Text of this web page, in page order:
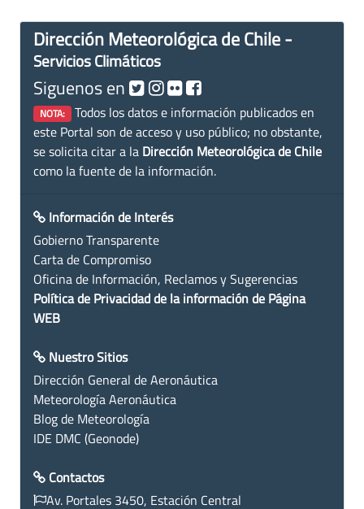
Dirección Meteorológica de Chile -
Servicios Climáticos
Siguenos en
NOTA: Todos los datos e información publicados en
este Portal son de acceso y uso público; no obstante,
se solicita citar a la Dirección Meteorológica de Chile
como la fuente de la información.
Información de Interés
Gobierno Transparente
Carta de Compromiso
Oficina de Información, Reclamos y Sugerencias
Política de Privacidad de la información de Página
WEB
Nuestro Sitios
Dirección General de Aeronáutica
Meteorología Aeronáutica
Blog de Meteorología
IDE DMC (Geonode)
Contactos
Av. Portales 3450, Estación Central